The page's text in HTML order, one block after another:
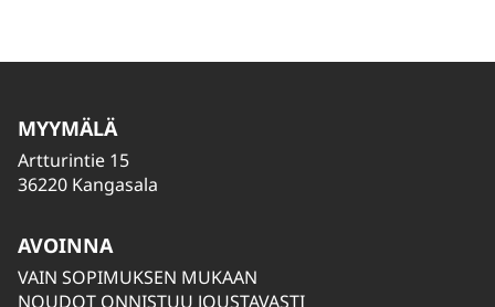
MYYMÄLÄ
Artturintie 15
36220 Kangasala
AVOINNA
VAIN SOPIMUKSEN MUKAAN
NOUDOT ONNISTUU JOUSTAVASTI